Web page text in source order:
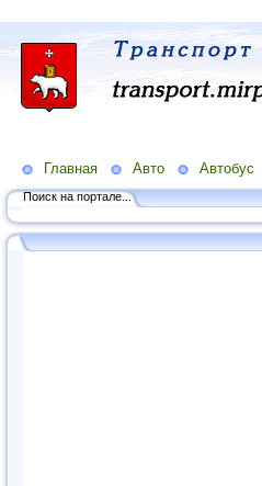
Главная Авто Автобус
Поиск на портале...